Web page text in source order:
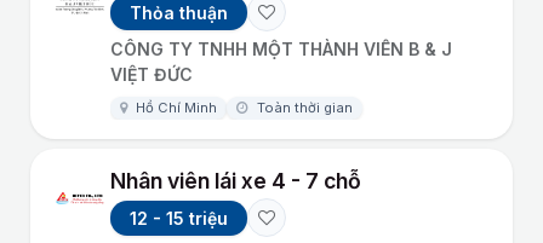
Thỏa thuận
CÔNG TY TNHH MỘT THÀNH VIÊN B & J
VIỆT ĐỨC
Hồ Chí Minh Toàn thời gian
Nhân viên lái xe 4 - 7 chỗ
12 - 15 triệu